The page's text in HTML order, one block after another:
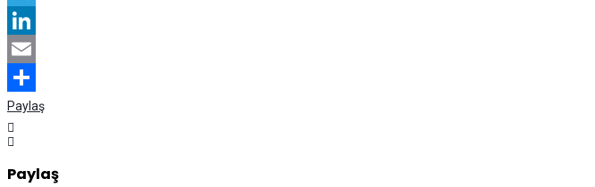
Telegram
LinkedIn
Email
Paylaş
Paylaş